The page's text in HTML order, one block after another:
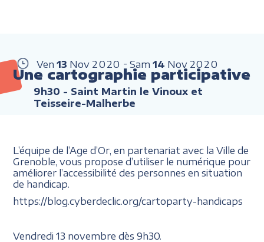
Ven 13 Nov 2020 Sam 14 Nov 2020
Une cartographie participative
9h30 - Saint Martin le Vinoux et
Teisseire-Malherbe
L’équipe de l’Age d’Or, en partenariat avec la Ville de
Grenoble, vous propose d’utiliser le numérique pour
améliorer l’accessibilité des personnes en situation
de handicap.
https://blog.cyberdeclic.org/cartoparty-handicaps
Vendredi 13 novembre dès 9h30.